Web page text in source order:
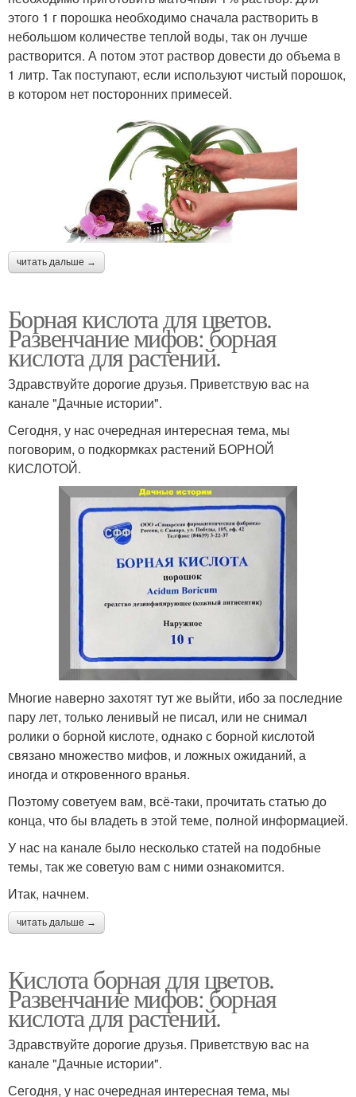
этого 1 г порошка необходимо сначала растворить в
небольшом количестве теплой воды, так он лучше
растворится. А потом этот раствор довести до объема в
1 литр. Так поступают, если используют чистый порошок,
в котором нет посторонних примесей.
читать дальше →
Борная кислота для цветов.
Развенчание мифов: борная
кислота для растений.
Здравствуйте дорогие друзья. Приветствую вас на
канале "Дачные истории".
Сегодня, у нас очередная интересная тема, мы
поговорим, о подкормках растений БОРНОЙ
КИСЛОТОЙ.
Многие наверно захотят тут же выйти, ибо за последние
пару лет, только ленивый не писал, или не снимал
ролики о борной кислоте, однако с борной кислотой
связано множество мифов, и ложных ожиданий, а
иногда и откровенного вранья.
Поэтому советуем вам, всё-таки, прочитать статью до
конца, что бы владеть в этой теме, полной информацией.
У нас на канале было несколько статей на подобные
темы, так же советую вам с ними ознакомится.
Итак, начнем.
читать дальше →
Кислота борная для цветов.
Развенчание мифов: борная
кислота для растений.
Здравствуйте дорогие друзья. Приветствую вас на
канале "Дачные истории".
Сегодня, у нас очередная интересная тема, мы